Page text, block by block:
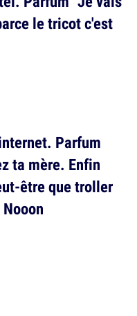
le tricot c'est
Parfum
ta mère. Enfin
être que troller